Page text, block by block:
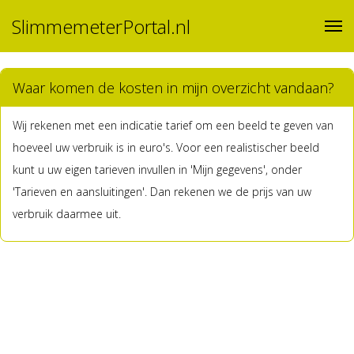
SlimmemeterPortal.nl
Waar komen de kosten in mijn overzicht vandaan?
Wij rekenen met een indicatie tarief om een beeld te geven van
hoeveel uw verbruik is in euro's. Voor een realistischer beeld
kunt u uw eigen tarieven invullen in 'Mijn gegevens', onder
'Tarieven en aansluitingen'. Dan rekenen we de prijs van uw
verbruik daarmee uit.